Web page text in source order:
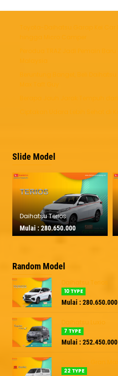
Slide Model
Daihatsu Terios
Mulai :280.650.000
Random Model
Daihatsu Terios
10 TYPE
Mulai : 280.650.000
Daihatsu Luxio
7 TYPE
Mulai : 252.450.000
22 TYPE